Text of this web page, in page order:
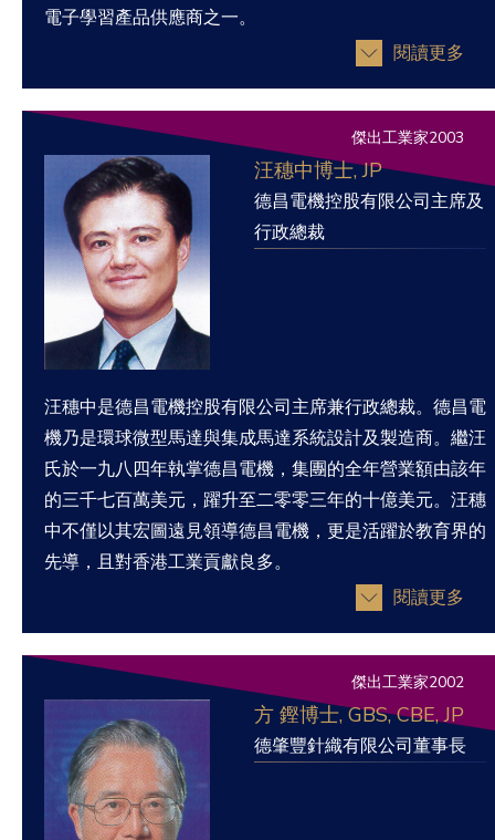
電子學習產品供應商之一。
閱讀更多
傑出工業家2003
汪穗中博士, JP
德昌電機控股有限公司主席及
行政總裁
汪穗中是德昌電機控股有限公司主席兼行政總裁。德昌電
機乃是環球微型馬達與集成馬達系統設計及製造商。繼汪
氏於一九八四年執掌德昌電機，集團的全年營業額由該年
的三千七百萬美元，躍升至二零零三年的十億美元。汪穗
中不僅以其宏圖遠見領導德昌電機，更是活躍於教育界的
先導，且對香港工業貢獻良多。
閱讀更多
傑出工業家2002
方 鏗博士, GBS, CBE, JP
德肇豐針織有限公司董事長